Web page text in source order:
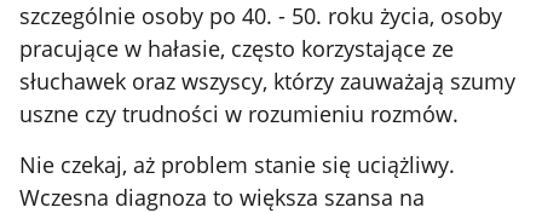
szczególnie osoby po 40. - 50. roku życia, osoby
pracujące w hałasie, często korzystające ze
słuchawek oraz wszyscy, którzy zauważają szumy
uszne czy trudności w rozumieniu rozmów.
Nie czekaj, aż problem stanie się uciążliwy.
Wczesna diagnoza to większa szansa na